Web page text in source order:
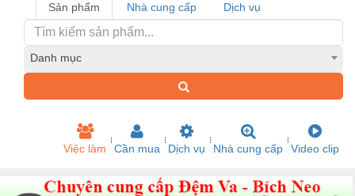
Sản phẩm Nhà cung cấp Dịch vụ
Danh mục
Việc làm Cần mua Dịch vụ Nhà cung cấp Video clip